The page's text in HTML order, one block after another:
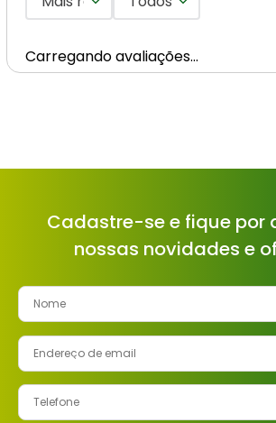
Carregando avaliações…
Cadastre-se e fique por
nossas novidades e